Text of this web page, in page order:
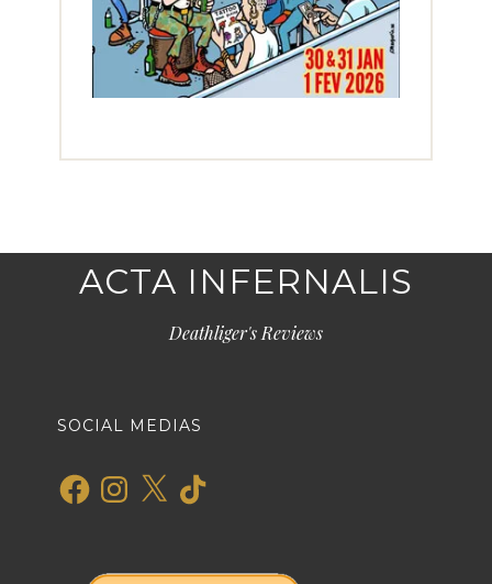
ACTA INFERNALIS
Deathliger's Reviews
SOCIAL MEDIAS
FacebookInstagram
X TikTok